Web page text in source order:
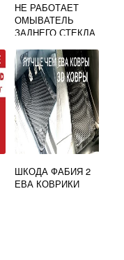
НЕ РАБОТАЕТ
ОМЫВАТЕЛЬ
ЗАДНЕГО СТЕКЛА
А5
ШКОДА ФАБИЯ 2
ЕВА КОВРИКИ